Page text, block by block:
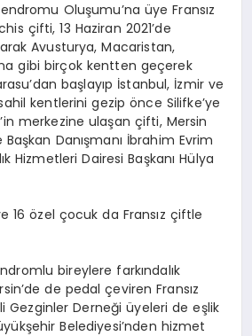
Oluşumu’na üye Fransız
çifti, 13 Haziran 2021’de
Avusturya, Macaristan,
gibi birçok kentten geçerek
başlayıp İstanbul, İzmir ve
kentlerini gezip önce Silifke’ye
merkezine ulaşan çifti, Mersin
Danışmanı İbrahim Evrim
Hizmetleri Dairesi Başkanı Hülya
16 özel çocuk da Fransız çiftle
bireylere farkındalık
de pedal çeviren Fransız
Gezginler Derneği üyeleri de eşlik
Belediyesi’nden hizmet